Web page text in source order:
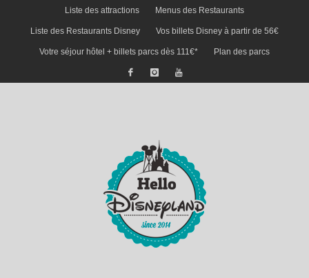
Liste des attractions Menus des Restaurants
Liste des Restaurants Disney Vos billets Disney à partir de 56€
Votre séjour hôtel + billets parcs dès 111€* Plan des parcs